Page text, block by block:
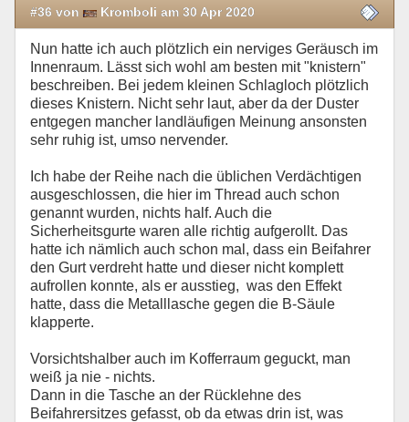
#36 von Kromboli am 30 Apr 2020
Nun hatte ich auch plötzlich ein nerviges Geräusch im
Innenraum. Lässt sich wohl am besten mit "knistern"
beschreiben. Bei jedem kleinen Schlagloch plötzlich
dieses Knistern. Nicht sehr laut, aber da der Duster
entgegen mancher landläufigen Meinung ansonsten
sehr ruhig ist, umso nervender.
Ich habe der Reihe nach die üblichen Verdächtigen
ausgeschlossen, die hier im Thread auch schon
genannt wurden, nichts half. Auch die
Sicherheitsgurte waren alle richtig aufgerollt. Das
hatte ich nämlich auch schon mal, dass ein Beifahrer
den Gurt verdreht hatte und dieser nicht komplett
aufrollen konnte, als er ausstieg, was den Effekt
hatte, dass die Metalllasche gegen die B-Säule
klapperte.
Vorsichtshalber auch im Kofferraum geguckt, man
weiß ja nie - nichts.
Dann in die Tasche an der Rücklehne des
Beifahrersitzes gefasst, ob da etwas drin ist, was